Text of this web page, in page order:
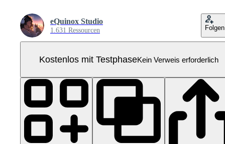
eQuinox Studio
1.631 Ressourcen Folgen
Kostenlos mit TestphaseKein Verweis erforderlich